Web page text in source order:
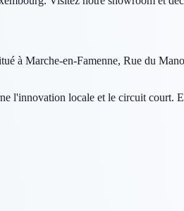
à Marche-en-Famenne, Rue du
l'innovation locale et le circuit